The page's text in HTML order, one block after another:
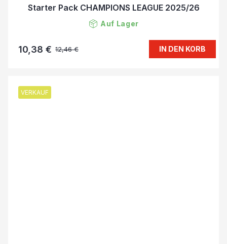
Starter Pack CHAMPIONS LEAGUE 2025/26
Auf Lager
12,46 €
10,38 € IN DEN KORB
VERKAUF